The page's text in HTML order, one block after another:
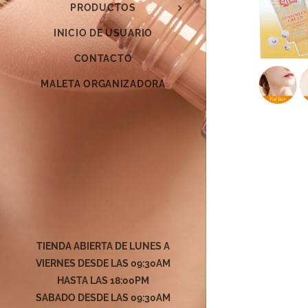
PRODUCTOS
INICIO DE USUARIO
CONTACTO
MALETA ORGANIZADORA
TIENDA ABIERTA DE LUNES A
VIERNES DESDE LAS 09:30AM
HASTA LAS 18:00PM
SABADO DESDE LAS 09:30AM